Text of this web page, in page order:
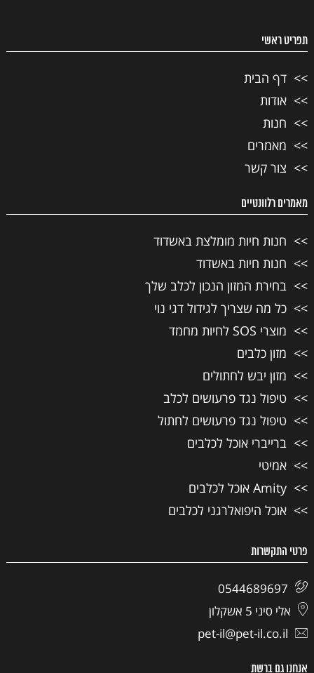
תפריט ראשי
דף הבית
אודות
חנות
מאמרים
צור קשר
מאמרים רלוונטיים
חנות חיות מומלצת באשדוד
חנות חיות באשדוד
בחירת המזון הנכון לכלב שלך
כל מה שצריך לגידול דגי נוי
מוצרי SOS לחיות מחמד
מזון כלבים
מזון יבש לחתולים
טיפול נגד פרעושים לכלב
טיפול נגד פרעושים לחתול
ברייברי אוכל לכלבים
אמיטי
Amity אוכל לכלבים
אוכל היפואלרגני לכלבים
פרטי התקשרות
0544689697
אלי סיני 5 אשקלון
pet-il@pet-il.co.il
אנחנו גם ברשת